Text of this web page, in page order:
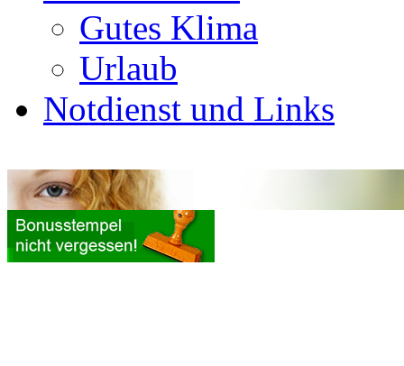
Gutes Klima
Urlaub
Notdienst und Links